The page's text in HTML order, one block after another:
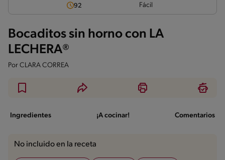
92 Fácil
Bocaditos sin horno con LA
LECHERA®
Por CLARA CORREA
Ingredientes ¡A cocinar! Comentarios
No incluido en la receta